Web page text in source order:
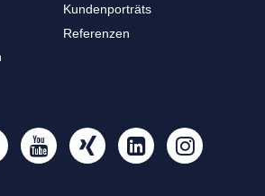
Kundenporträts
Referenzen